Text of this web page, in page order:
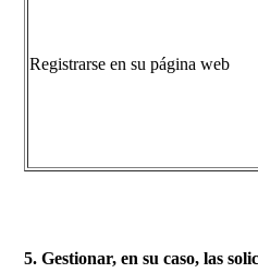
Registrarse en su página web
5. Gestionar, en su caso, las